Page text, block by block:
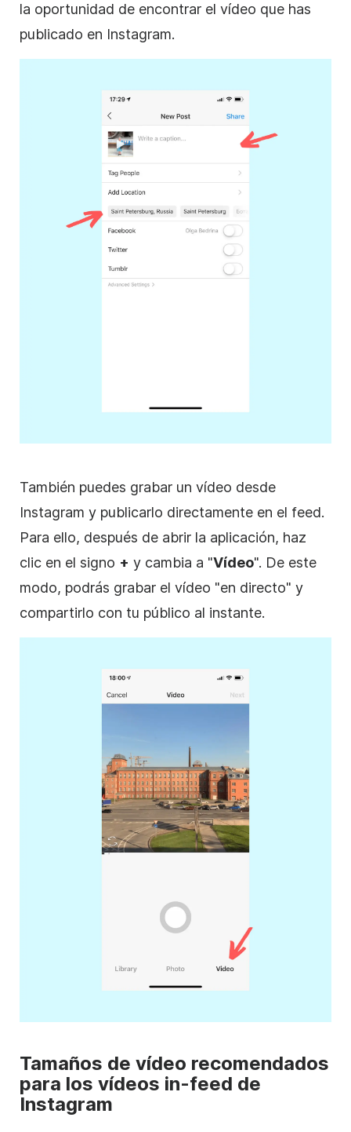
la oportunidad de encontrar el vídeo que has
publicado en Instagram.
También puedes grabar un vídeo desde
Instagram y publicarlo directamente en el feed.
Para ello, después de abrir la aplicación, haz
clic en el signo + y cambia a "Vídeo". De este
modo, podrás grabar el vídeo "en directo" y
compartirlo con tu público al instante.
Tamaños de vídeo recomendados
para los vídeos in-feed de
Instagram